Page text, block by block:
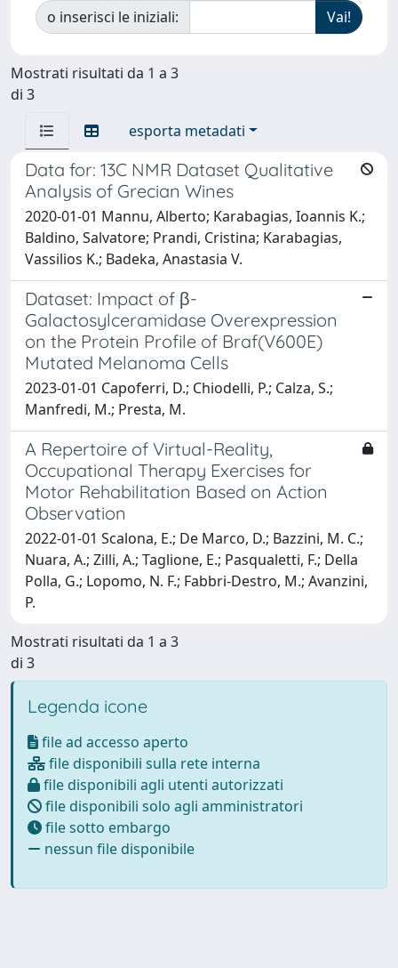
o inserisci le iniziali:
Mostrati risultati da 1 a 3
di 3
esporta metadati
Data for: 13C NMR Dataset Qualitative
Analysis of Grecian Wines
2020-01-01 Mannu, Alberto; Karabagias, Ioannis K.;
Baldino, Salvatore; Prandi, Cristina; Karabagias,
Vassilios K.; Badeka, Anastasia V.
Dataset: Impact of β-
Galactosylceramidase Overexpression
on the Protein Profile of Braf(V600E)
Mutated Melanoma Cells
2023-01-01 Capoferri, D.; Chiodelli, P.; Calza, S.;
Manfredi, M.; Presta, M.
A Repertoire of Virtual-Reality,
Occupational Therapy Exercises for
Motor Rehabilitation Based on Action
Observation
2022-01-01 Scalona, E.; De Marco, D.; Bazzini, M. C.;
Nuara, A.; Zilli, A.; Taglione, E.; Pasqualetti, F.; Della
Polla, G.; Lopomo, N. F.; Fabbri-Destro, M.; Avanzini,
P.
Mostrati risultati da 1 a 3
di 3
Legenda icone
file ad accesso aperto
file disponibili sulla rete interna
file disponibili agli utenti autorizzati
file disponibili solo agli amministratori
file sotto embargo
nessun file disponibile